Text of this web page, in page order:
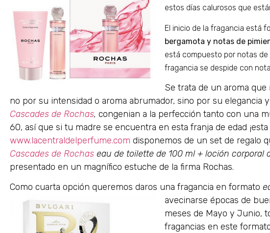
estos días calurosos que
El inicio de la fragancia está
bergamota y notas de
está compuesto por notas de
fragancia se despide con
Se trata de un aroma
no por su intensidad o aroma abrumador, sino por su elegancia
Cascades de Rochas, congenian a la perfección tanto con una
60, así que si tu madre se encuentra en esta franja de edad
www.lacentraldelperfume.com disponemos de un set de regalo
Cascades de Rochas eau de toilette de 100 ml + loción corporal
presentado en un magnífico estuche de la firma Rochas.
Como cuarta opción queremos daros una fragancia en formato
avecinarse épocas de
meses de Mayo y Junio,
fragancias en este